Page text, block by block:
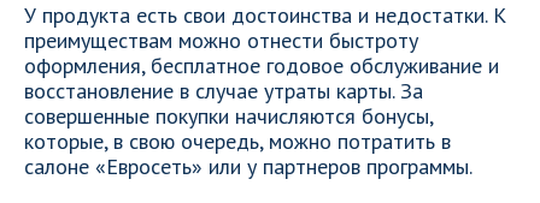
У продукта есть свои достоинства и недостатки. К
преимуществам можно отнести быстроту
оформления, бесплатное годовое обслуживание и
восстановление в случае утраты карты. За
совершенные покупки начисляются бонусы,
которые, в свою очередь, можно потратить в
салоне «Евросеть» или у партнеров программы.